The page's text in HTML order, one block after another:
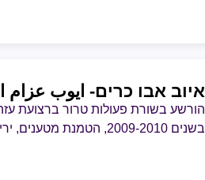
איוב אבו כרים- ايوب عزام
הורשע בשורת פעולות טרור ברצועת
בשנים 2009-2010, הטמנת מטענים, ירי צליפה ועוד